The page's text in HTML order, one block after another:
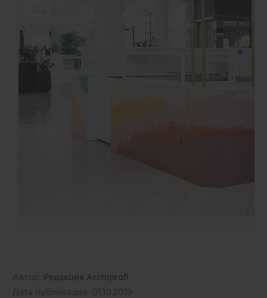
Автор:
Редакция Archiprofi
Дата публикации: 01.10.2019